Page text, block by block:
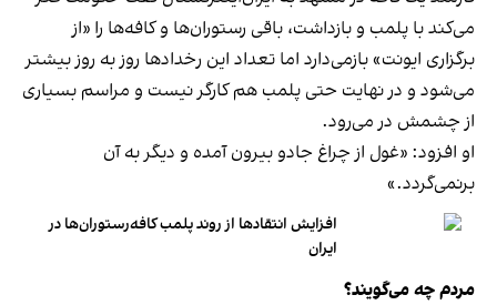
می‌کند با پلمب و بازداشت، باقی رستوران‌ها و کافه‌ها را «از
برگزاری ایونت» بازمی‌دارد اما تعداد این رخدادها روز به روز بیشتر
می‌شود و در نهایت حتی پلمب هم کارگر نیست و مراسم بسیاری
از چشمش در می‌رود.
او افزود: «غول از چراغ جادو بیرون آمده و دیگر به آن
برنمی‎‌گردد.»
افزایش انتقادها از روند پلمب کافه‌رستوران‌ها در
ایران
مردم چه می‌گویند؟